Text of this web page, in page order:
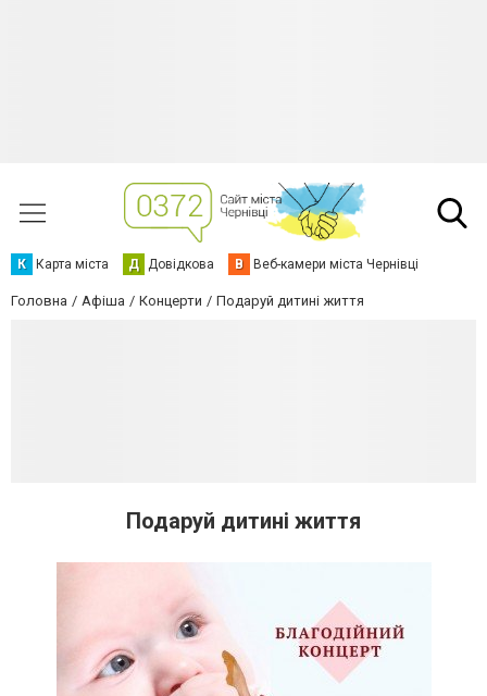
К Карта міста Д Довідкова В Веб-камери міста Чернівці
Головна Афіша Концерти Подаруй дитині життя
Подаруй дитині життя